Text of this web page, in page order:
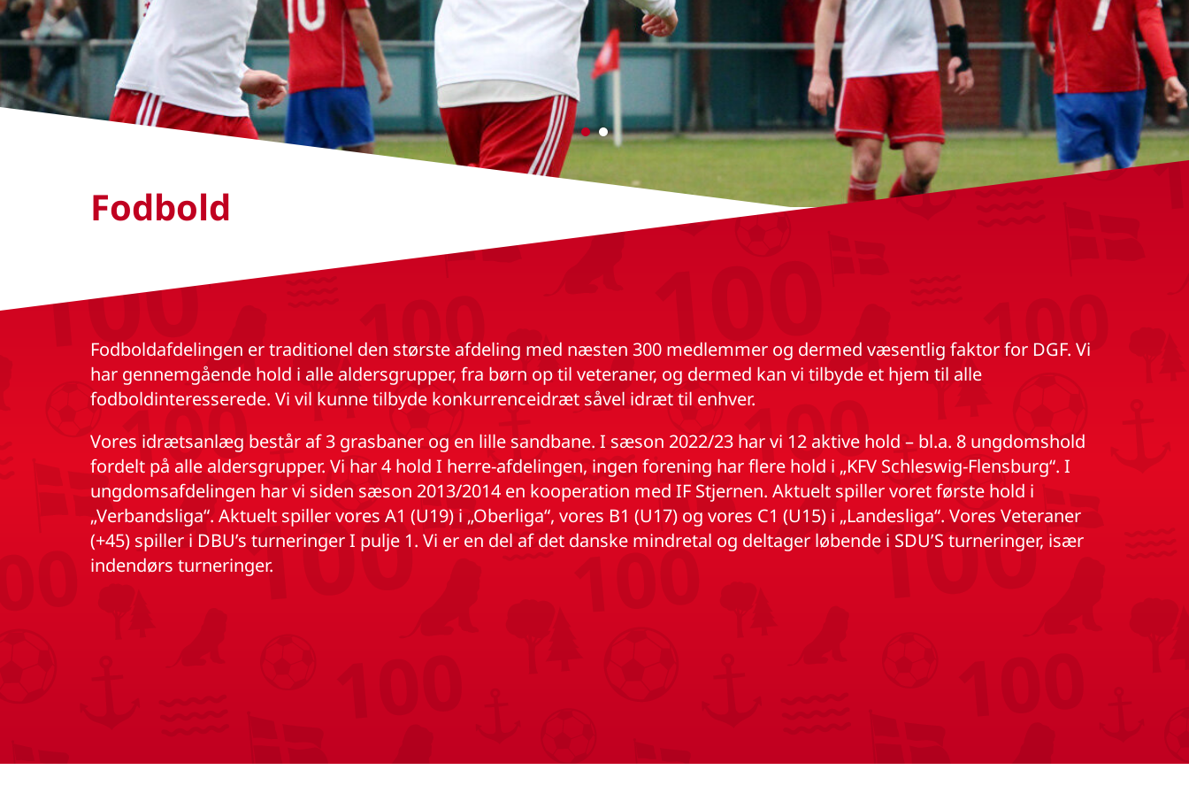
Fodbold
Fodboldafdelingen er traditionel den største afdeling med næsten 300 medlemmer og dermed væsentlig faktor for DGF. Vi
har gennemgående hold i alle aldersgrupper, fra børn op til veteraner, og dermed kan vi tilbyde et hjem til alle
fodboldinteresserede. Vi vil kunne tilbyde konkurrenceidræt såvel idræt til enhver.
Vores idrætsanlæg består af 3 grasbaner og en lille sandbane. I sæson 2022/23 har vi 12 aktive hold – bl.a. 8 ungdomshold
fordelt på alle aldersgrupper. Vi har 4 hold I herre-afdelingen, ingen forening har flere hold i „KFV Schleswig-Flensburg“. I
ungdomsafdelingen har vi siden sæson 2013/2014 en kooperation med IF Stjernen. Aktuelt spiller voret første hold i
„Verbandsliga“. Aktuelt spiller vores A1 (U19) i „Oberliga“, vores B1 (U17) og vores C1 (U15) i „Landesliga“. Vores Veteraner
(+45) spiller i DBU’s turneringer I pulje 1. Vi er en del af det danske mindretal og deltager løbende i SDU’S turneringer, især
indendørs turneringer.